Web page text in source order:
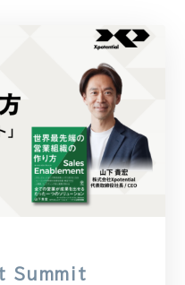
Summit